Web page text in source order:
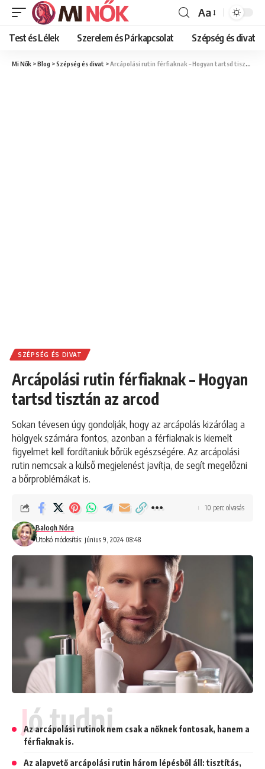
Font
Resizer
Aa
Test és Lélek Szerelem és Párkapcsolat Szépség és divat
Mi Nők >Blog >Szépség és divat >Arcápolási rutin férfiaknak – Hogyan tartsd tisztán az arcod
SZÉPSÉG ÉS DIVAT
Arcápolási rutin férfiaknak – Hogyan
tartsd tisztán az arcod
Sokan tévesen úgy gondolják, hogy az arcápolás kizárólag a
hölgyek számára fontos, azonban a férfiaknak is kiemelt
figyelmet kell fordítaniuk bőrük egészségére. Az arcápolási
rutin nemcsak a külső megjelenést javítja, de segít megelőzni
a bőrproblémákat is.
Utolsó módosítás: június 9, 2024 08:48
Balogh Nóra
10 perc olvasás
Jó tudni
Az arcápolási rutinok nem csak a nőknek fontosak, hanem a
férfiaknak is.
Az alapvető arcápolási rutin három lépésből áll: tisztítás,